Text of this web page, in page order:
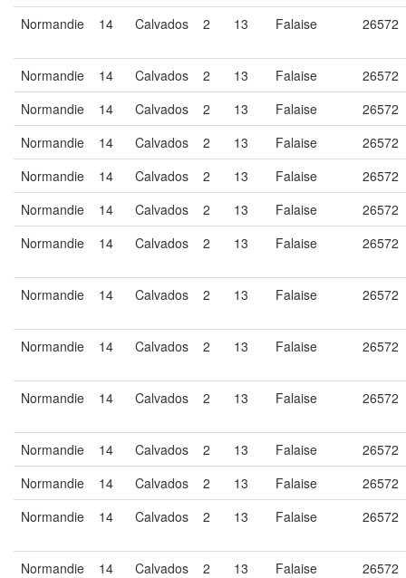
Normandie
14 Calvados 2 13 Falaise 26572
Normandie 14 Calvados 2 13 Falaise
26572
Normandie
14 Calvados 2 13 Falaise
26572
Normandie
14 Calvados 2 13 Falaise
26572
Normandie
14 Calvados 2 13 Falaise
26572
Normandie
14 Calvados 2 13 Falaise
26572
Normandie
14 Calvados 2 13 Falaise 26572
Normandie 14 Calvados 2 13 Falaise 26572
Normandie 14 Calvados 2 13 Falaise 26572
Normandie 14 Calvados 2 13 Falaise 26572
Normandie 14 Calvados 2 13 Falaise
26572
Normandie
14 Calvados 2 13 Falaise
26572
Normandie
14 Calvados 2 13 Falaise 26572
Normandie 14 Calvados 2 13 Falaise
26572